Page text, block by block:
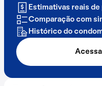
Estimativas reais
Comparação com
Histórico do